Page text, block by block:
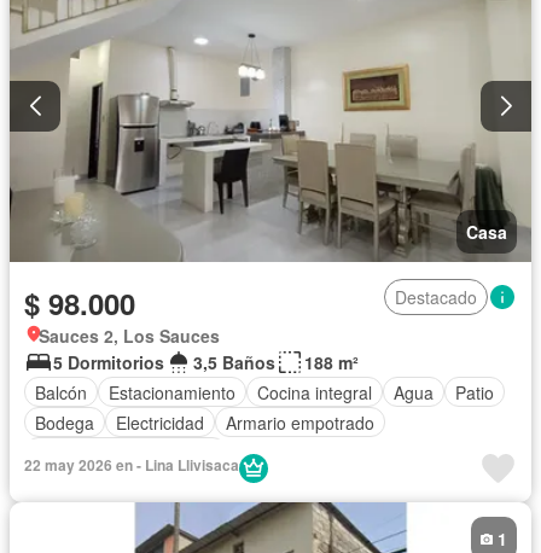
Casa
$ 98.000
Destacado
Sauces 2, Los Sauces
5 Dormitorios
3,5 Baños
188 m²
Balcón
Estacionamiento Cocina integral Agua
Patio
Bodega
Electricidad
Armario empotrado
22 may 2026 en - Lina Llivisaca
1